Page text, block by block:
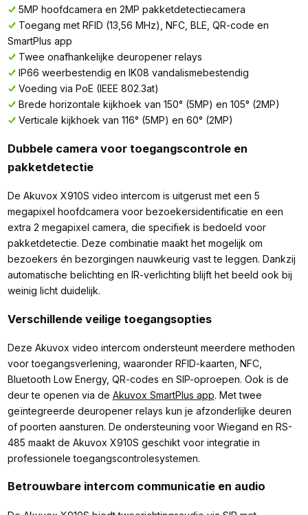
5MP hoofdcamera en 2MP pakketdetectiecamera
Toegang met RFID (13,56 MHz), NFC, BLE, QR-code en
SmartPlus app
Twee onafhankelijke deuropener relays
IP66 weerbestendig en IK08 vandalismebestendig
Voeding via PoE (IEEE 802.3at)
Brede horizontale kijkhoek van 150° (5MP) en 105° (2MP)
Verticale kijkhoek van 116° (5MP) en 60° (2MP)
Dubbele camera voor toegangscontrole en
pakketdetectie
De Akuvox X910S video intercom is uitgerust met een 5
megapixel hoofdcamera voor bezoekersidentificatie en een
extra 2 megapixel camera, die specifiek is bedoeld voor
pakketdetectie. Deze combinatie maakt het mogelijk om
bezoekers én bezorgingen nauwkeurig vast te leggen. Dankzij
automatische belichting en IR-verlichting blijft het beeld ook bij
weinig licht duidelijk.
Verschillende veilige toegangsopties
Deze Akuvox video intercom ondersteunt meerdere methoden
voor toegangsverlening, waaronder RFID-kaarten, NFC,
Bluetooth Low Energy, QR-codes en SIP-oproepen. Ook is de
deur te openen via de Akuvox SmartPlus app. Met twee
geïntegreerde deuropener relays kun je afzonderlijke deuren
of poorten aansturen. De ondersteuning voor Wiegand en RS-
485 maakt de Akuvox X910S geschikt voor integratie in
professionele toegangscontrolesystemen.
Betrouwbare intercom communicatie en audio